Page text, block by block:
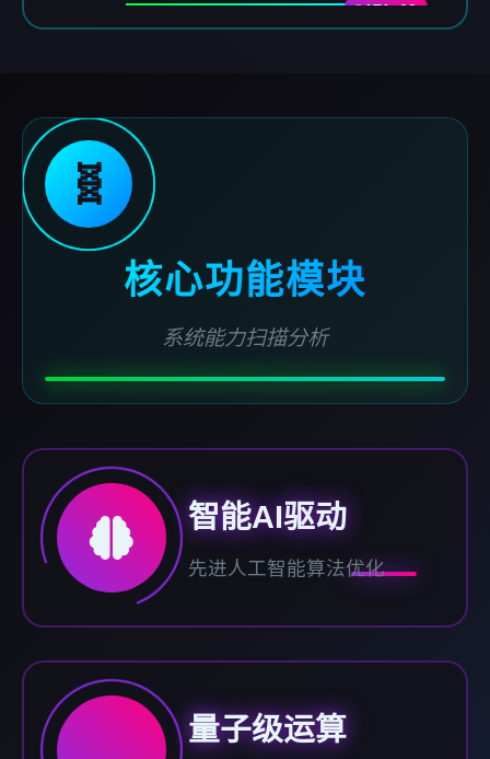
DATA-03
🧬
核心功能模块
系统能力扫描分析
智能AI驱动
先进人工智能算法优化
量子级运算